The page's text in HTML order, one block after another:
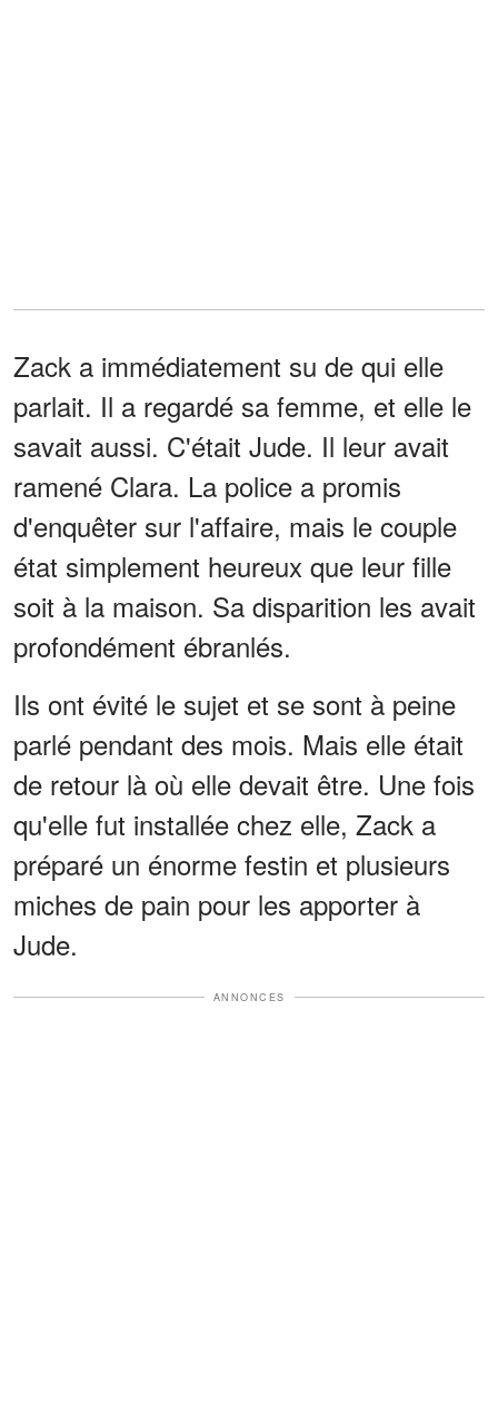
Zack a immédiatement su de qui elle
parlait. Il a regardé sa femme, et elle le
savait aussi. C'était Jude. Il leur avait
ramené Clara. La police a promis
d'enquêter sur l'affaire, mais le couple
état simplement heureux que leur fille
soit à la maison. Sa disparition les avait
profondément ébranlés.
Ils ont évité le sujet et se sont à peine
parlé pendant des mois. Mais elle était
de retour là où elle devait être. Une fois
qu'elle fut installée chez elle, Zack a
préparé un énorme festin et plusieurs
miches de pain pour les apporter à
Jude.
ANNONCES